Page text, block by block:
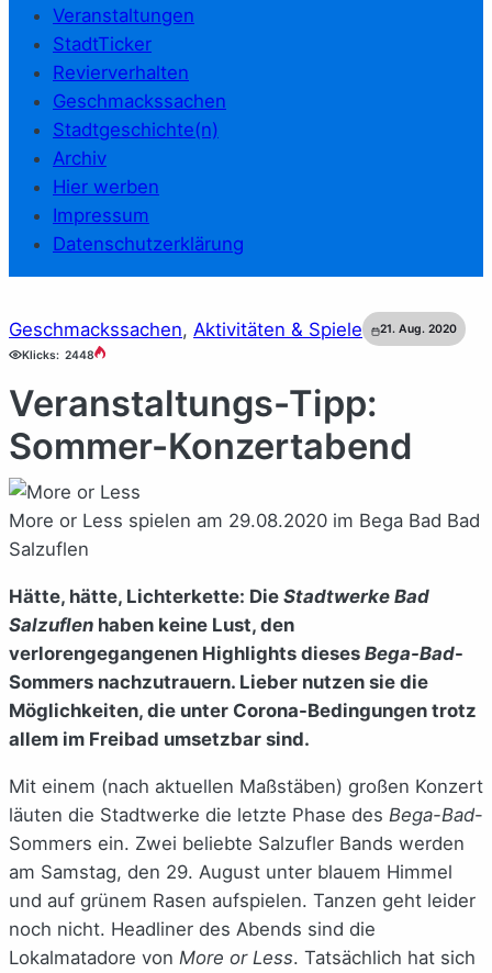
Veranstaltungen
StadtTicker
Revierverhalten
Geschmackssachen
Stadtgeschichte(n)
Archiv
Hier werben
Impressum
Datenschutzerklärung
Geschmackssachen, Aktivitäten & Spiele
21. Aug. 2020
Klicks: 2448
Veranstaltungs-Tipp:
Sommer-Konzertabend
More or Less spielen am 29.08.2020 im Bega Bad Bad
Salzuflen
Hätte, hätte, Lichterkette: Die Stadtwerke Bad
Salzuflen haben keine Lust, den
verlorengegangenen Highlights dieses Bega-Bad-
Sommers nachzutrauern. Lieber nutzen sie die
Möglichkeiten, die unter Corona-Bedingungen trotz
allem im Freibad umsetzbar sind.
Mit einem (nach aktuellen Maßstäben) großen Konzert
läuten die Stadtwerke die letzte Phase des Bega-Bad-
Sommers ein. Zwei beliebte Salzufler Bands werden
am Samstag, den 29. August unter blauem Himmel
und auf grünem Rasen aufspielen. Tanzen geht leider
noch nicht. Headliner des Abends sind die
Lokalmatadore von More or Less. Tatsächlich hat sich